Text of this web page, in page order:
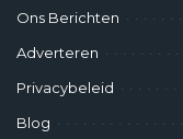
Ons Berichten
Adverteren
Privacybeleid
Blog